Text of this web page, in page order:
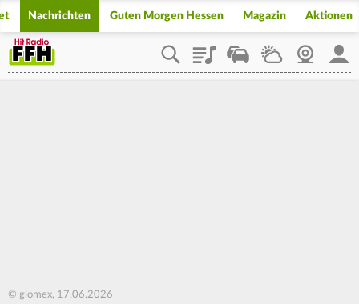
Nachrichten Guten Morgen Hessen Magazin Aktionen
PlaylistStaupilotWetterWebcam
© glomex, 17.06.2026